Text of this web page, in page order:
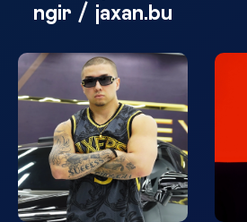
ngir / jaxan.bu